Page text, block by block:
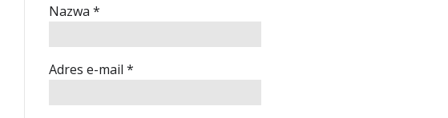
Nazwa *
Adres e-mail *